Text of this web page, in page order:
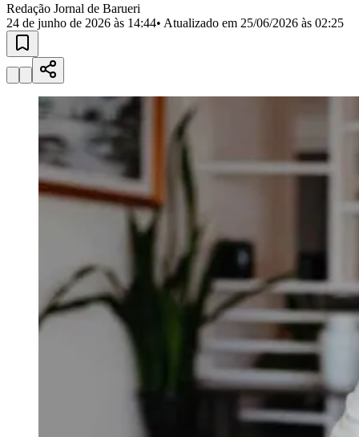
VistaCalifórniaCarapicuíba
RegiãoCotia Cruz PretaEngenho NovoFazenda
Militar
Califórnia
Esperança
JulioJardim Líbano
MutingaJardim ParaísoJardim PaulistaJardim ReginaliceJardim São
Jardim São PedroJardim São Silvestre
Jardim Tupanci Mutinga Nova Aldeinha
CamargosParque Imperial Parque Santa Luzia
do Bom Jesus
Recanto Phrynéa
Santana de
ParnaíbaSilveira Tamboré Vale do Sol Vila Boa VistaVila
do CondeVila Engenho Novo Vila Márcia
EscadaVila PortoVotupoca
Divulgar Vagas
Publicidade Legal
Negócios Regionais
Turismo
Segurança Regional
JandiraItapeviCotiaPirapora
Franco da
Redação Jornal de Barueri
24 de junho de 2026 às 14:44• Atualizado em 25/06/2026 às 02:25